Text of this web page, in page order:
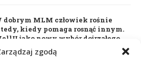
zgodą
dobrym MLM człowiek rośnie
kiedy pomaga rosnąć innym.
jako nowy wybór dojrzałego